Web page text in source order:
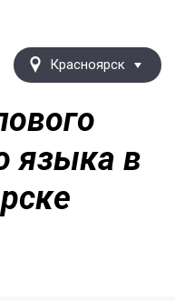
языка в
Красноярск